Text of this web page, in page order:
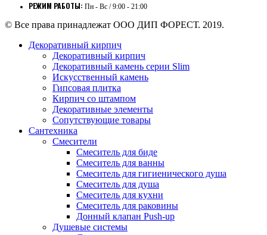
РЕЖИМ РАБОТЫ: Пн - Вс / 9:00 - 21:00
© Все права принадлежат ООО ДИП ФОРЕСТ. 2019.
Декоративный кирпич
Декоративный кирпич
Декоративный камень серии Slim
Искусственный камень
Гипсовая плитка
Кирпич со штампом
Декоративные элементы
Сопутствующие товары
Сантехника
Смесители
Смеситель для биде
Смеситель для ванны
Смеситель для гигиенического душа
Смеситель для душа
Смеситель для кухни
Смеситель для раковины
Донный клапан Push-up
Душевые системы